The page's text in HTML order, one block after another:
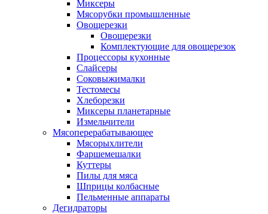
Миксеры
Мясорубки промышленные
Овощерезки
Овощерезки
Комплектующие для овощерезок
Процессоры кухонные
Слайсеры
Соковыжималки
Тестомесы
Хлеборезки
Миксеры планетарные
Измельчители
Мясоперерабатывающее
Мясорыхлители
Фаршемешалки
Куттеры
Пилы для мяса
Шприцы колбасные
Пельменные аппараты
Дегидраторы